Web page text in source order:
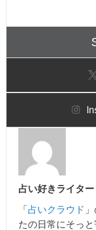
占い好きライター
「 占いクラウド
たの日常にそっ